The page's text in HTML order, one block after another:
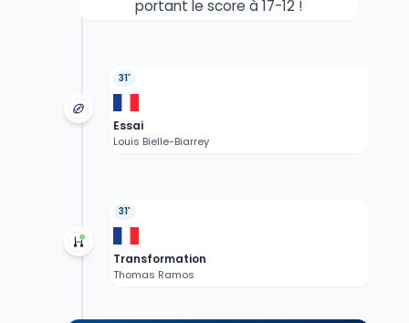
portant le score à 17-12 !
31'
Essai
Louis Bielle-Biarrey
31'
Transformation
Thomas Ramos